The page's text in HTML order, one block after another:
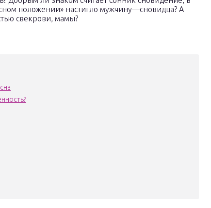
положении» настигло мужчину—сновидца? А
свекрови, мамы?